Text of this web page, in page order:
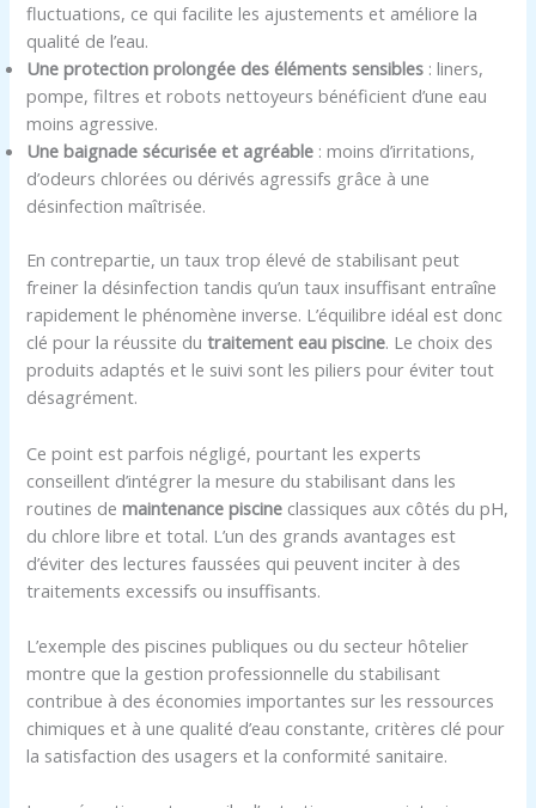
fluctuations, ce qui facilite les ajustements et améliore la
qualité de l’eau.
Une protection prolongée des éléments sensibles : liners,
pompe, filtres et robots nettoyeurs bénéficient d’une eau
moins agressive.
Une baignade sécurisée et agréable : moins d’irritations,
d’odeurs chlorées ou dérivés agressifs grâce à une
désinfection maîtrisée.
En contrepartie, un taux trop élevé de stabilisant peut
freiner la désinfection tandis qu’un taux insuffisant entraîne
rapidement le phénomène inverse. L’équilibre idéal est donc
clé pour la réussite dutraitement eau piscine. Le choix des
produits adaptés et le suivi sont les piliers pour éviter tout
désagrément.
Ce point est parfois négligé, pourtant les experts
conseillent d’intégrer la mesure du stabilisant dans les
routines demaintenance piscine classiques aux côtés du pH,
du chlore libre et total. L’un des grands avantages est
d’éviter des lectures faussées qui peuvent inciter à des
traitements excessifs ou insuffisants.
L’exemple des piscines publiques ou du secteur hôtelier
montre que la gestion professionnelle du stabilisant
contribue à des économies importantes sur les ressources
chimiques et à une qualité d’eau constante, critères clé pour
la satisfaction des usagers et la conformité sanitaire.